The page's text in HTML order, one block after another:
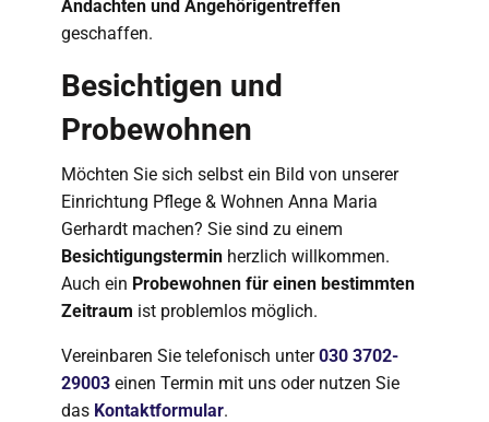
Andachten und Angehörigentreffen
geschaffen.
Besichtigen und
Probewohnen
Möchten Sie sich selbst ein Bild von unserer
Einrichtung Pflege & Wohnen Anna Maria
Gerhardt machen? Sie sind zu einem
Besichtigungstermin herzlich willkommen.
Auch ein Probewohnen für einen bestimmten
Zeitraum ist problemlos möglich.
Vereinbaren Sie telefonisch unter030 3702-
29003 einen Termin mit uns oder nutzen Sie
das Kontaktformular.